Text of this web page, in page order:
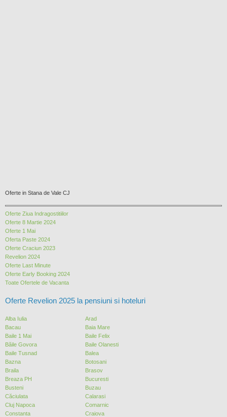
Oferte in Stana de Vale CJ
Oferte Ziua Indragostitiilor
Oferte 8 Martie 2024
Oferte 1 Mai
Oferta Paste 2024
Oferte Craciun 2023
Revelion 2024
Oferte Last Minute
Oferte Early Booking 2024
Toate Ofertele de Vacanta
Oferte Revelion 2025 la pensiuni si hoteluri
Alba Iulia
Arad
Bacau
Baia Mare
Baile 1 Mai
Baile Felix
Băile Govora
Baile Olanesti
Baile Tusnad
Balea
Bazna
Botosani
Braila
Brasov
Breaza PH
Bucuresti
Busteni
Buzau
Căciulata
Calarasi
Cluj Napoca
Comarnic
Constanta
Craiova